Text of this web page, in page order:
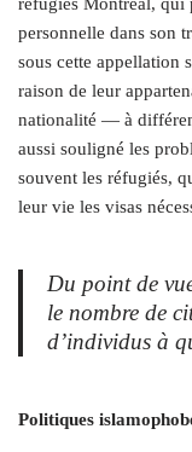
personnelle dans son
sous cette appellation
raison de leur
nationalité — à
aussi souligné les
souvent les réfugiés,
leur vie les visas
Du point de
le nombre de
d’individus à
Politiques